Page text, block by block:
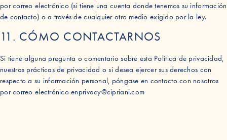
por correo electrónico (si tiene una cuenta donde tenemos su información
de contacto) o a través de cualquier otro medio exigido por la ley.
11. CÓMO CONTACTARNOS
Si tiene alguna pregunta o comentario sobre esta Política de privacidad,
nuestras prácticas de privacidad o si desea ejercer sus derechos con
respecto a su información personal, póngase en contacto con nosotros
por correo electrónico enprivacy@cipriani.com